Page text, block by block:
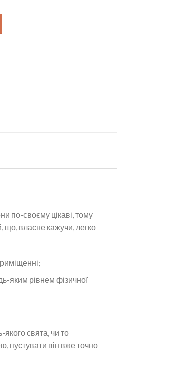
по-своєму цікаві, тому
що, власне кажучи, легко
яким рівнем фізичної
свята, чи то
пустувати він вже точно